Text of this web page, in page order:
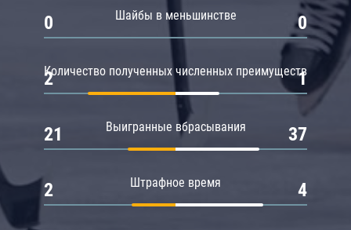
Шайбы в меньшинстве
0 0
Количество полученных численных преимуществ
2 1
Выигранные вбрасывания
21 37
Штрафное время
2 4